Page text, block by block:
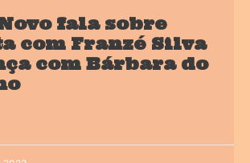
fala sobre
com Franzé Silva
com Bárbara do